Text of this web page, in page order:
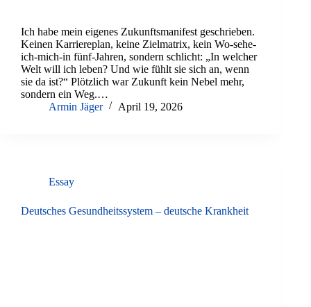
Ich habe mein eigenes Zukunftsmanifest geschrieben.
Keinen Karriereplan, keine Zielmatrix, kein Wo-sehe-
ich-mich-in fünf-Jahren, sondern schlicht: „In welcher
Welt will ich leben? Und wie fühlt sie sich an, wenn
sie da ist?“ Plötzlich war Zukunft kein Nebel mehr,
sondern ein Weg.…
Armin Jäger
April 19, 2026
Essay
Deutsches Gesundheitssystem – deutsche Krankheit